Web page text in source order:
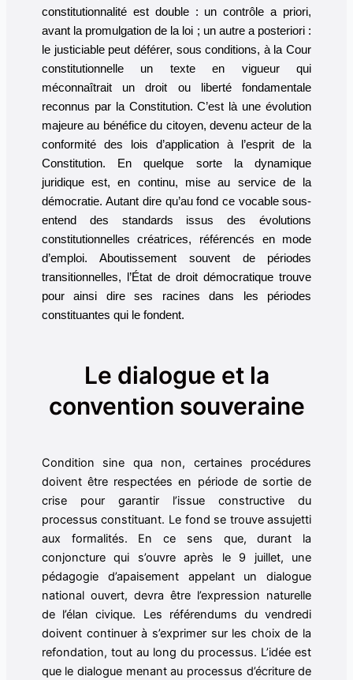
constitutionnalité est double : un contrôle a priori,
avant la promulgation de la loi ; un autre a posteriori :
le justiciable peut déférer, sous conditions, à la Cour
constitutionnelle un texte en vigueur qui
méconnaîtrait un droit ou liberté fondamentale
reconnus par la Constitution. C’est là une évolution
majeure au bénéfice du citoyen, devenu acteur de la
conformité des lois d’application à l’esprit de la
Constitution. En quelque sorte la dynamique
juridique est, en continu, mise au service de la
démocratie. Autant dire qu’au fond ce vocable sous-
entend des standards issus des évolutions
constitutionnelles créatrices, référencés en mode
d’emploi. Aboutissement souvent de périodes
transitionnelles, l’État de droit démocratique trouve
pour ainsi dire ses racines dans les périodes
constituantes qui le fondent.
Le dialogue et la
convention souveraine
Condition sine qua non, certaines procédures
doivent être respectées en période de sortie de
crise pour garantir l’issue constructive du
processus constituant. Le fond se trouve assujetti
aux formalités. En ce sens que, durant la
conjoncture qui s’ouvre après le 9 juillet, une
pédagogie d’apaisement appelant un dialogue
national ouvert, devra être l’expression naturelle
de l’élan civique. Les référendums du vendredi
doivent continuer à s’exprimer sur les choix de la
refondation, tout au long du processus. L’idée est
que le dialogue menant au processus d’écriture de